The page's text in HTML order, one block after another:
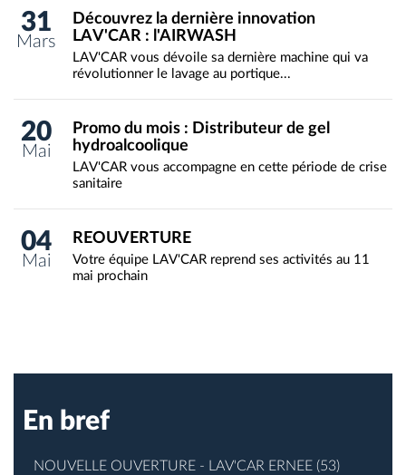
31
Mars
Découvrez la dernière innovation
LAV'CAR : l'AIRWASH
LAV'CAR vous dévoile sa dernière machine qui va
révolutionner le lavage au portique...
20
Mai
Promo du mois : Distributeur de gel
hydroalcoolique
LAV'CAR vous accompagne en cette période de crise
sanitaire
04
Mai
REOUVERTURE
Votre équipe LAV'CAR reprend ses activités au 11
mai prochain
En bref
NOUVELLE OUVERTURE - LAV'CAR ERNEE (53)